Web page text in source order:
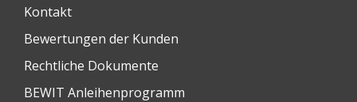
Kontakt
Bewertungen der Kunden
Rechtliche Dokumente
BEWIT Anleihenprogramm